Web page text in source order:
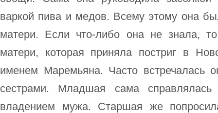
варкой пива и медов. Всему этому она
матери. Если что-либо она не знала,
матери, которая приняла постриг в
именем Маремьяна. Часто встречалась
сестрами. Младшая сама
владением мужа. Старшая же